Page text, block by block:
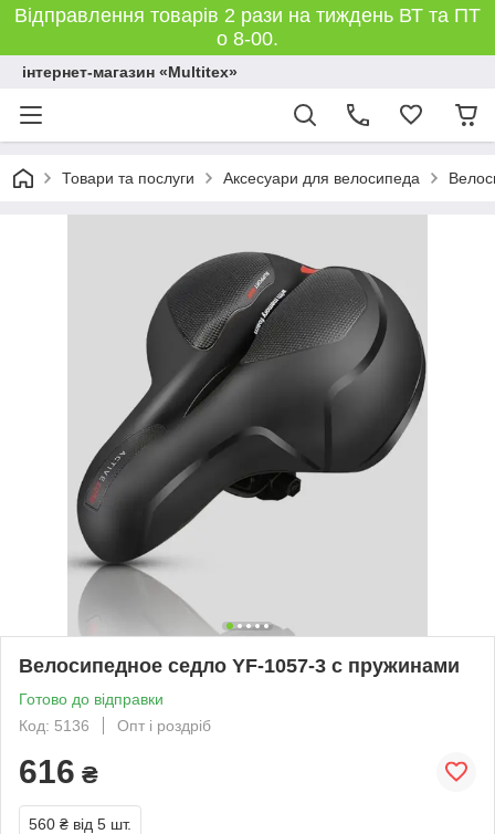
Відправлення товарів 2 рази на тиждень ВТ та ПТ
о 8-00.
інтернет-магазин «Multitex»
Товари та послуги Аксесуари для велосипеда
Велосипедное седло YF-1057-3 с пружинами
Готово до відправки
Код: 5136
Опт і роздріб
616 ₴
560 ₴ від 5 шт.